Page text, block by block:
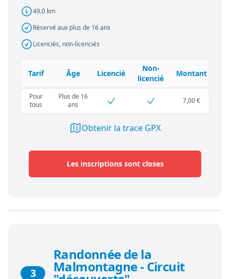
49.0 km
Réservé aux plus de 16 ans
Licenciés, non-licenciés
Tarif Âge Licencié
Non-
licencié
Montant
Pour
tous
Plus de 16
ans
7,00 €
Obtenir la trace GPX
Les inscriptions sont closes
3
Randonnée de la
Malmontagne - Circuit